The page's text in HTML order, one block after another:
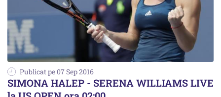
Publicat pe 07 Sep 2016
SIMONA HALEP - SERENA WILLIAMS LIVE